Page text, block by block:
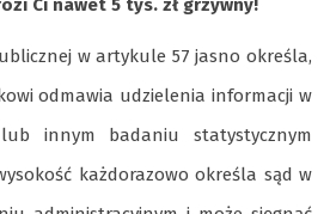
w artykule 57 jasno określa,
odmawia udzielenia informacji w
innym badaniu statystycznym
każdorazowo określa sąd w